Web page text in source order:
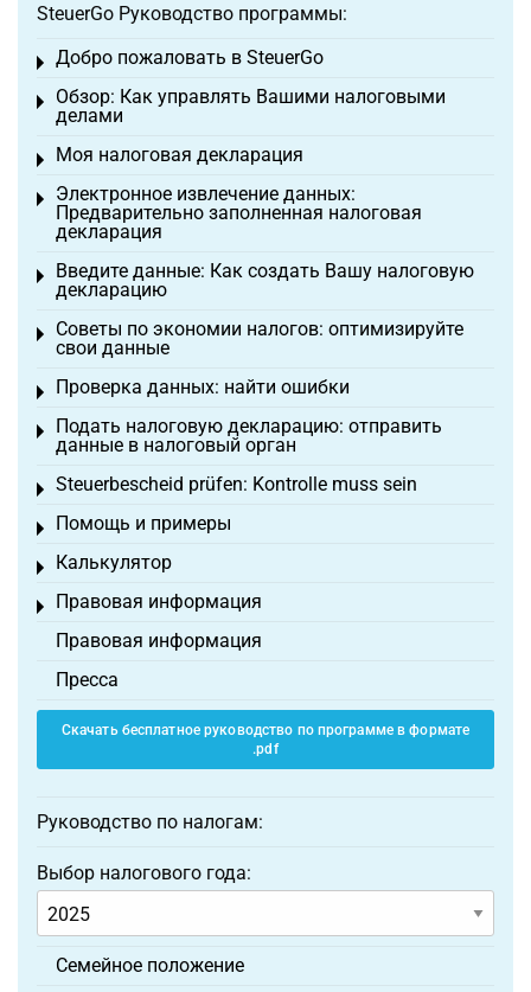
SteuerGo Руководство программы:
Добро пожаловать в SteuerGo
Toggle menu
Обзор: Как управлять Вашими налоговыми
делами
Toggle menu
Моя налоговая декларация
Toggle menu
Электронное извлечение данных:
Предварительно заполненная налоговая
декларация
Toggle menu
Введите данные: Как создать Вашу налоговую
декларацию
Toggle menu
Советы по экономии налогов: оптимизируйте
свои данные
Toggle menu
Проверка данных: найти ошибки
Toggle menu
Подать налоговую декларацию: отправить
данные в налоговый орган
Toggle menu
Steuerbescheid prüfen: Kontrolle muss sein
Toggle menu
Помощь и примеры
Toggle menu
Калькулятор
Toggle menu
Правовая информация
Toggle menu
Правовая информация
Пресса
Скачать бесплатное руководство по программе в формате
.pdf
Руководство по налогам:
Выбор налогового года:
Семейное положение